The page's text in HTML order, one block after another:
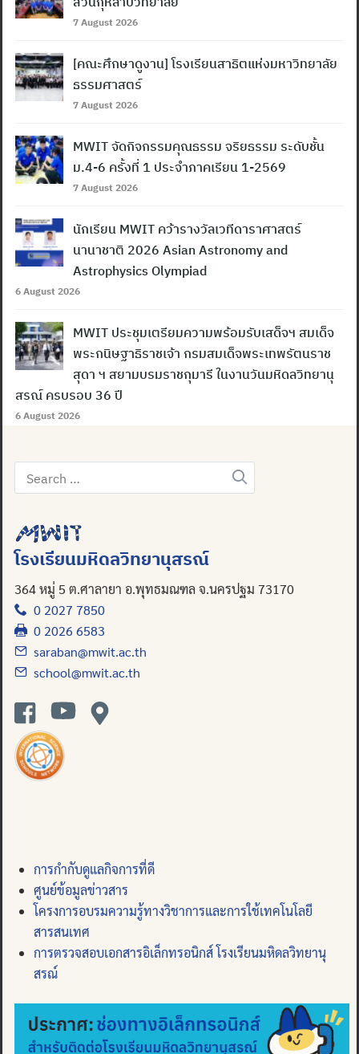
Search
7 August 2026
[คณะศึกษาดูงาน] โรงเรียนสาธิตแห่งมหาวิทยาลัย
ธรรมศาสตร์
7 August 2026
MWIT จัดกิจกรรมคุณธรรม จริยธรรม ระดับชั้น
ม.4-6 ครั้งที่ 1 ประจำภาคเรียน 1-2569
7 August 2026
นักเรียน MWIT คว้ารางวัลเวทีดาราศาสตร์
นานาชาติ 2026 Asian Astronomy and
Astrophysics Olympiad
6 August 2026
MWIT ประชุมเตรียมความพร้อมรับเสด็จฯ สมเด็จ
พระกนิษฐาธิราชเจ้า กรมสมเด็จพระเทพรัตนราช
สุดา ฯ สยามบรมราชกุมารี ในงานวันมหิดลวิทยานุ
สรณ์ ครบรอบ 36 ปี
6 August 2026
Search
for:
โรงเรียนมหิดลวิทยานุสรณ์
364 หมู่ 5 ต.ศาลายา อ.พุทธมณฑล จ.นครปฐม 73170
0 2027 7850
0 2026 6583
saraban@mwit.ac.th
school@mwit.ac.th
การกำกับดูแลกิจการที่ดี
ศูนย์ข้อมูลข่าวสาร
โครงการอบรมความรู้ทางวิชาการและการใช้เทคโนโลยี
สารสนเทศ
การตรวจสอบเอกสารอิเล็กทรอนิกส์ โรงเรียนมหิดลวิทยานุ
สรณ์